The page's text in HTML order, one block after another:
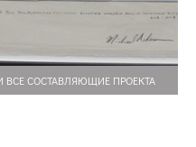
ВСЕ СОСТАВЛЯЮЩИЕ ПРОЕКТА